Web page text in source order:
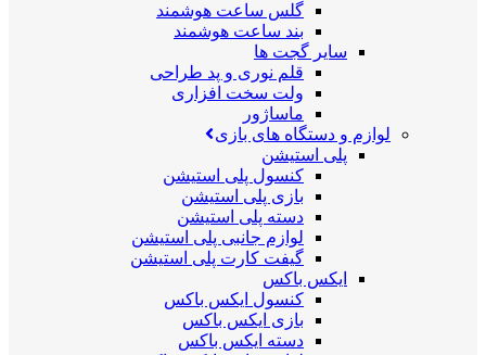
گلس ساعت هوشمند
بند ساعت هوشمند
سایر گجت ها
قلم نوری و پد طراحی
ولت سخت افزاری
ماساژور
لوازم و دستگاه های بازی
پلی استیشن
کنسول پلی استیشن
بازی پلی استیشن
دسته پلی استیشن
لوازم جانبی پلی استیشن
گیفت کارت پلی استیشن
ایکس باکس
کنسول ایکس باکس
بازی ایکس باکس
دسته ایکس باکس